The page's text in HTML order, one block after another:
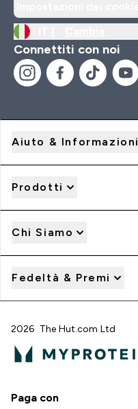
Connettiti con noi
Aiuto & Informazioni
Prodotti
Chi Siamo
Fedeltà & Premi
2026 The Hut.com Ltd
Paga con